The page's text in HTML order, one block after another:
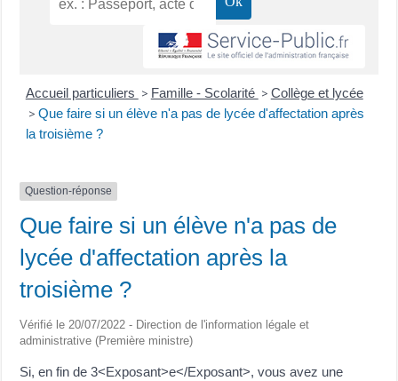
Accueil particuliers > Famille - Scolarité > Collège et lycée
> Que faire si un élève n'a pas de lycée d'affectation après
la troisième ?
Question-réponse
Que faire si un élève n'a pas de
lycée d'affectation après la
troisième ?
Vérifié le 20/07/2022 - Direction de l'information légale et
administrative (Première ministre)
Si, en fin de 3<Exposant>e</Exposant>, vous avez une